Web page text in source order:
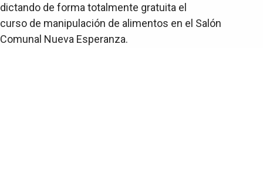
dictando de forma totalmente gratuita el
curso de manipulación de alimentos en el Salón
Comunal Nueva Esperanza.